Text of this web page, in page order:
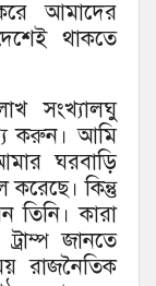
আমাদের
থাকতে
সংখ্যালঘু
করুন। আমি
ঘরবাড়ি
কিন্তু
তিনি। কারা
জানতে
রাজনৈতিক